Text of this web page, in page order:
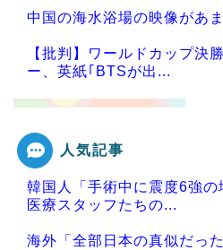
中国の海水浴場の映像があ
【批判】ワールドカップ決
ー、英紙｢BTSが出...
Powered by livedoor 相互
人気記事
韓国人「手術中に震度6強
医療スタッフたちの...
海外「全部日本の真似だっ